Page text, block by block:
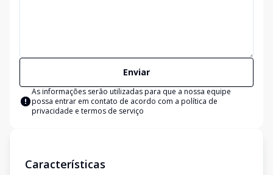
Enviar
As informações serão utilizadas para que a nossa equipe
possa entrar em contato de acordo com a política de
privacidade e termos de serviço
Características